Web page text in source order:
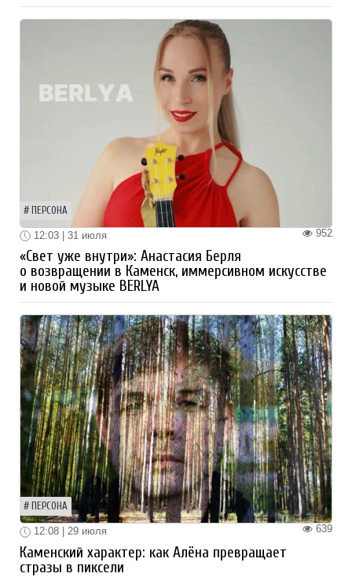
ПЕРСОНА
952
12:03 | 31 июля
«Свет уже внутри»: Анастасия Берля
о возвращении в Каменск, иммерсивном искусстве
и новой музыке BERLYA
ПЕРСОНА
639
12:08 | 29 июля
Каменский характер: как Алёна превращает
стразы в пиксели